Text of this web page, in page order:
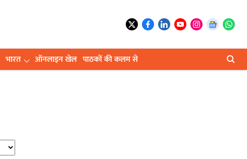
भारत ऑनलाइन खेल पाठकों की कलम से